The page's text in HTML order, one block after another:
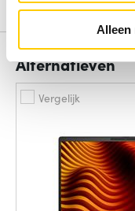
Alleen
Alternatieven
Vergelijk